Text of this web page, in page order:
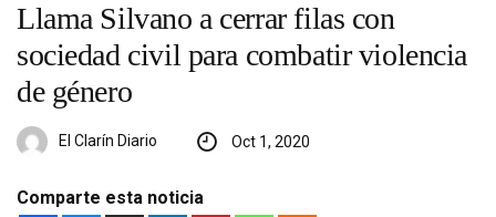
Llama Silvano a cerrar filas con
sociedad civil para combatir violencia
de género
El Clarín Diario Oct 1, 2020
Comparte esta noticia